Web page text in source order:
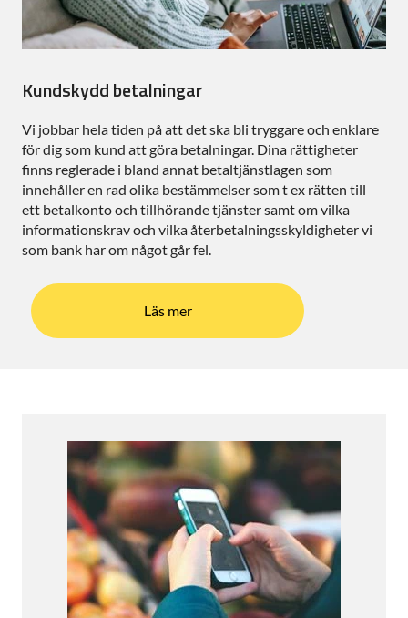
Kundskydd betalningar
Vi jobbar hela tiden på att det ska bli tryggare och enklare
för dig som kund att göra betalningar. Dina rättigheter
finns reglerade i bland annat betaltjänstlagen som
innehåller en rad olika bestämmelser som t ex rätten till
ett betalkonto och tillhörande tjänster samt om vilka
informationskrav och vilka återbetalningsskyldigheter vi
som bank har om något går fel.
Läs mer